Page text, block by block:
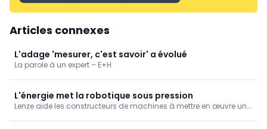
Articles connexes
L'adage 'mesurer, c'est savoir' a évolué
La parole à un expert – E+H
L'énergie met la robotique sous pression
Lenze aide les constructeurs de machines à mettre en œuvre une